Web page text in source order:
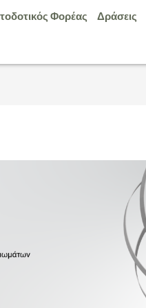
Φορέας Δράσεις